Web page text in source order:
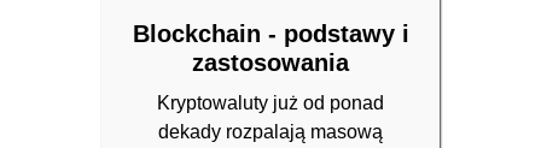
Blockchain - podstawy i
zastosowania
Kryptowaluty już od ponad
dekady rozpalają masową